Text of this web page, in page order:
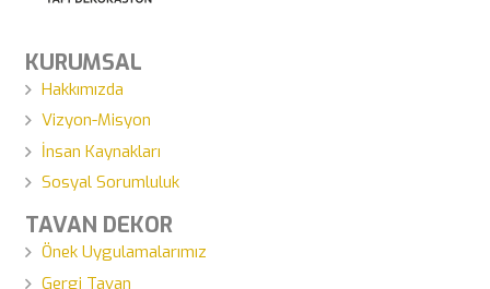
KURUMSAL
Hakkımızda
Vizyon-Misyon
İnsan Kaynakları
Sosyal Sorumluluk
TAVAN DEKOR
Önek Uygulamalarımız
Gergi Tavan